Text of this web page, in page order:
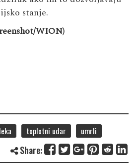
stanje.
WION)
toplotni udar umrli
Share: